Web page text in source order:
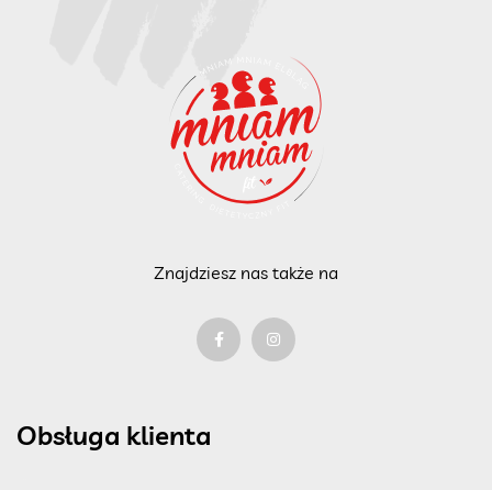
Znajdziesz nas także na
Obsługa klienta